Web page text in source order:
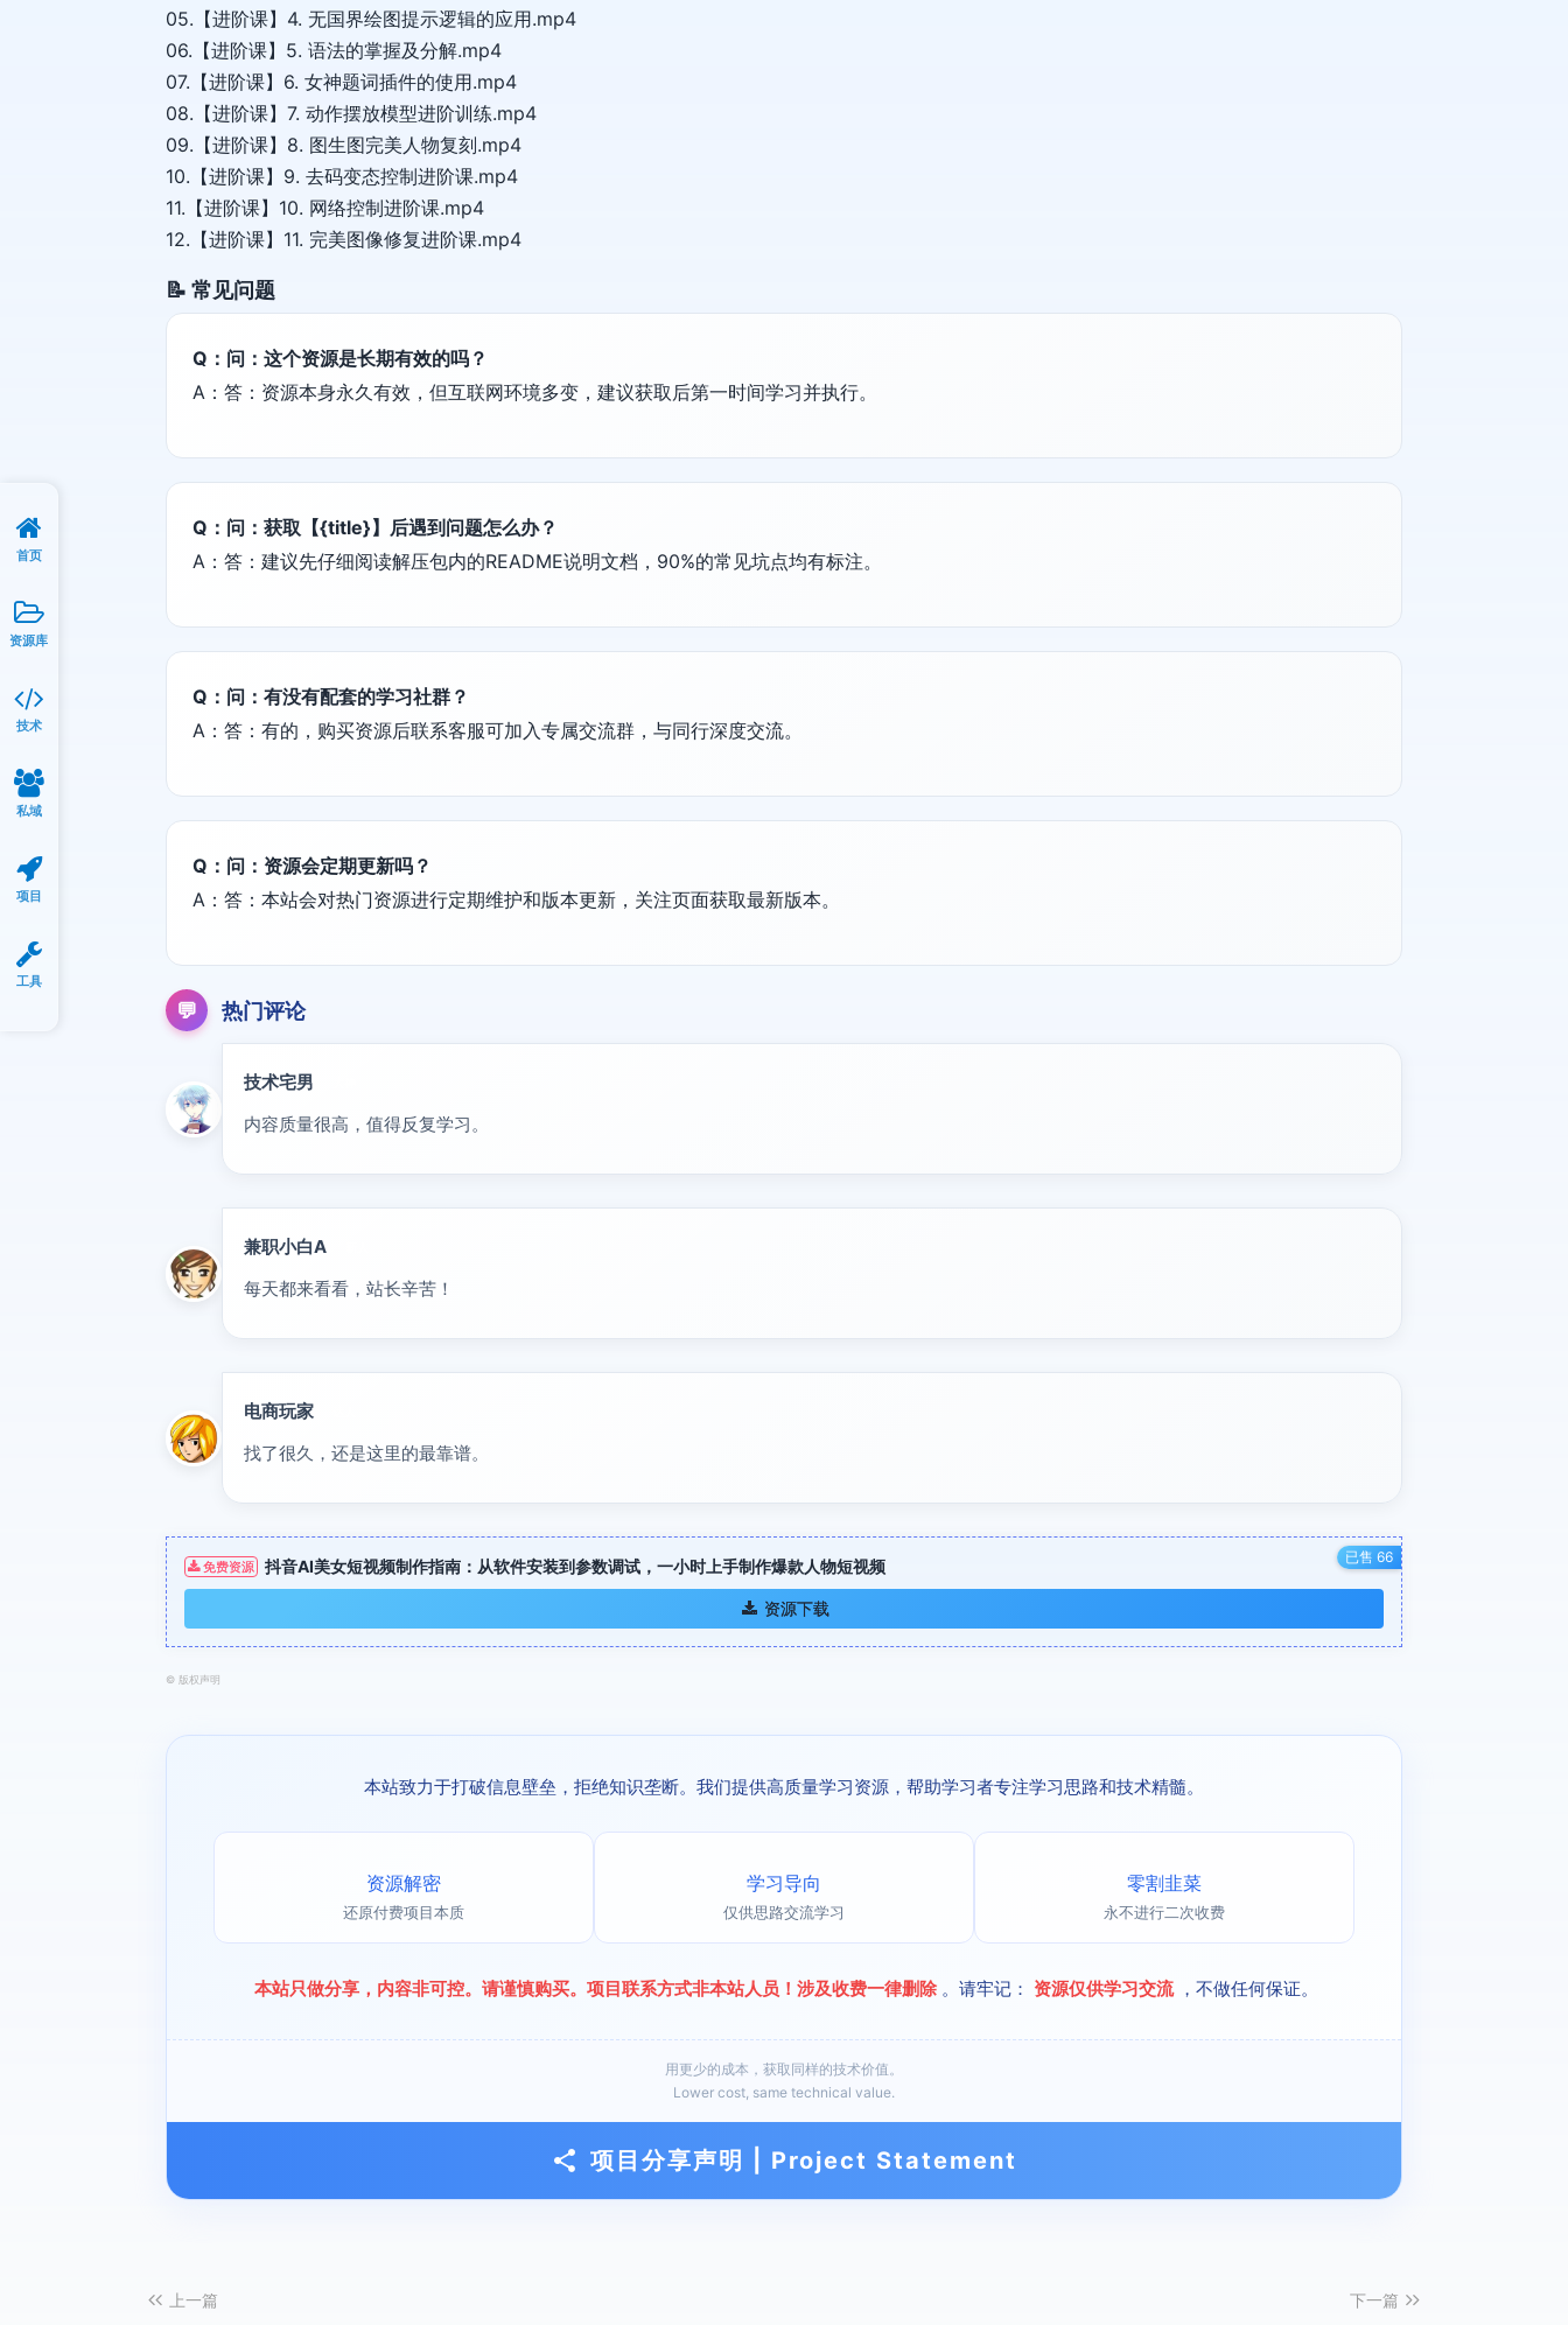
05.【进阶课】4. 无国界绘图提示逻辑的应用.mp4
06.【进阶课】5. 语法的掌握及分解.mp4
07.【进阶课】6. 女神题词插件的使用.mp4
08.【进阶课】7. 动作摆放模型进阶训练.mp4
09.【进阶课】8. 图生图完美人物复刻.mp4
10.【进阶课】9. 去码变态控制进阶课.mp4
11.【进阶课】10. 网络控制进阶课.mp4
12.【进阶课】11. 完美图像修复进阶课.mp4
📝 常见问题
Q：问：这个资源是长期有效的吗？
A：答：资源本身永久有效，但互联网环境多变，建议获取后第一时间学习并执行。
Q：问：获取【{title}】后遇到问题怎么办？
A：答：建议先仔细阅读解压包内的README说明文档，90%的常见坑点均有标注。
Q：问：有没有配套的学习社群？
A：答：有的，购买资源后联系客服可加入专属交流群，与同行深度交流。
Q：问：资源会定期更新吗？
A：答：本站会对热门资源进行定期维护和版本更新，关注页面获取最新版本。
💬 热门评论
技术宅男
内容质量很高，值得反复学习。
兼职小白A
每天都来看看，站长辛苦！
电商玩家
找了很久，还是这里的最靠谱。
已售 66
免费资源 抖音AI美女短视频制作指南：从软件安装到参数调试，一小时上手制作爆款人物短视频
资源下载
© 版权声明
本站致力于打破信息壁垒，拒绝知识垄断。我们提供高质量学习资源，帮助学习者专注学习思路和技术精髓。
资源解密
还原付费项目本质
学习导向
仅供思路交流学习
零割韭菜
永不进行二次收费
本站只做分享，内容非可控。请谨慎购买。项目联系方式非本站人员！涉及收费一律删除 。请牢记： 资源仅供学习交流 ，不做任何保证。
用更少的成本，获取同样的技术价值。
Lower cost, same technical value.
项目分享声明 | Project Statement
上一篇 下一篇
首页
资源库
技术
私域
项目
工具